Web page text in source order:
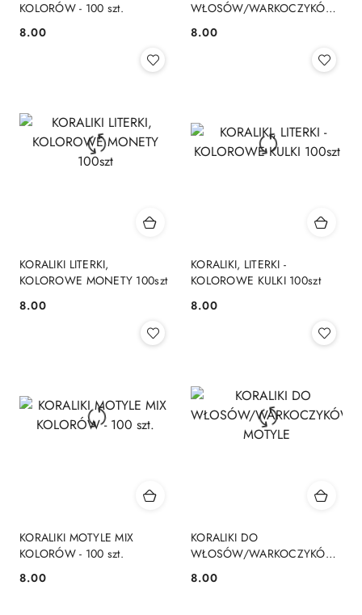
KOLORÓW - 100 szt.
Cena:
8.00
WŁOSÓW/WARKOCZYKÓW
Cena:
8.00
KORALIKI LITERKI,
KOLOROWE MONETY 100szt
Cena:
8.00
KORALIKI, LITERKI -
KOLOROWE KULKI 100szt
Cena:
8.00
KORALIKI MOTYLE MIX
KOLORÓW - 100 szt.
Cena:
8.00
KORALIKI DO
WŁOSÓW/WARKOCZYKÓW
Cena:
8.00